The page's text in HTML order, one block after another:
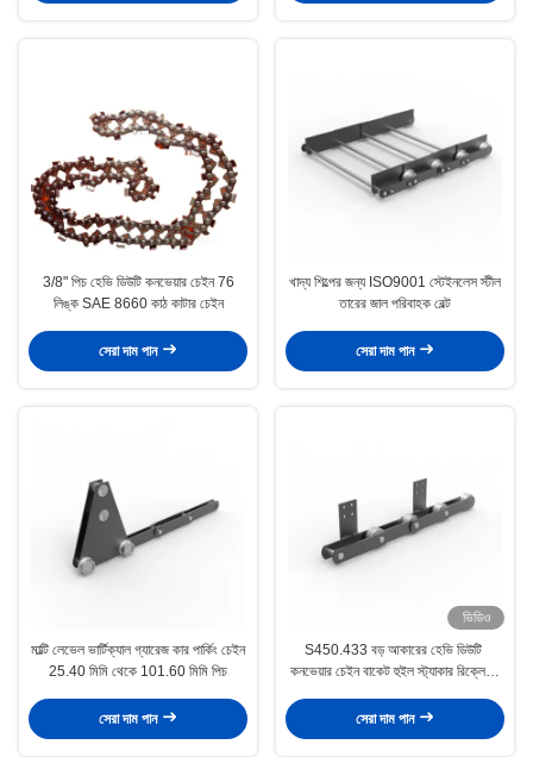
3/8" পিচ হেভি ডিউটি ​​কনভেয়ার চেইন 76
লিঙ্ক SAE 8660 কাঠ কাটার চেইন
সেরা দাম পান
খাদ্য শিল্পের জন্য ISO9001 স্টেইনলেস স্টীল
তারের জাল পরিবাহক বেল্ট
সেরা দাম পান
মাল্টি লেভেল ভার্টিক্যাল গ্যারেজ কার পার্কিং চেইন
25.40 মিমি থেকে 101.60 মিমি পিচ
সেরা দাম পান
ভিডিও
S450.433 বড় আকারের হেভি ডিউটি ​​
কনভেয়ার চেইন বাকেট হুইল স্ট্যাকার রিক্লেমার
সেরা দাম পান